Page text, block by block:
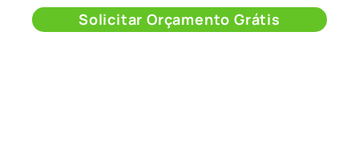
Solicitar Orçamento Grátis